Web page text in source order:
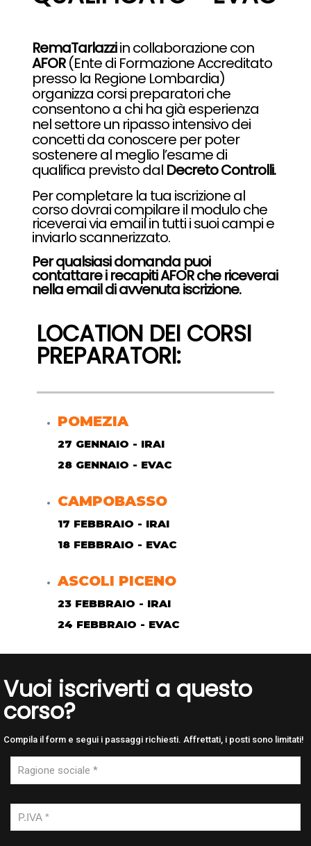
RemaTarlazziin collaborazione con
AFOR(Ente di Formazione Accreditato
presso la Regione Lombardia)
organizza corsi preparatori che
consentono a chi ha già esperienza
nel settore un ripasso intensivo dei
concetti da conoscere per poter
sostenere al meglio l’esame di
qualifica previsto dal Decreto Controlli.
Per completare la tua iscrizione al
corso dovrai compilare il modulo che
riceverai via email in tutti i suoi campi e
inviarlo scannerizzato.
Per qualsiasi domanda puoi
contattare i recapiti AFOR che riceverai
nella email di avvenuta iscrizione.
LOCATION DEI CORSI
PREPARATORI:
POMEZIA
27 GENNAIO - IRAI
28 GENNAIO - EVAC
CAMPOBASSO
17 FEBBRAIO - IRAI
18 FEBBRAIO - EVAC
ASCOLI PICENO
23 FEBBRAIO - IRAI
24 FEBBRAIO - EVAC
Vuoi iscriverti a questo
corso?
Compila il form e segui i passaggi richiesti. Affrettati, i posti sono limitati!